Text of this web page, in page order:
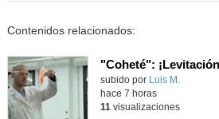
Contenidos relacionados:
"Coheté":
Contenido educativo.
subido por Luis M.
hace 7 horas
11 visualizaciones